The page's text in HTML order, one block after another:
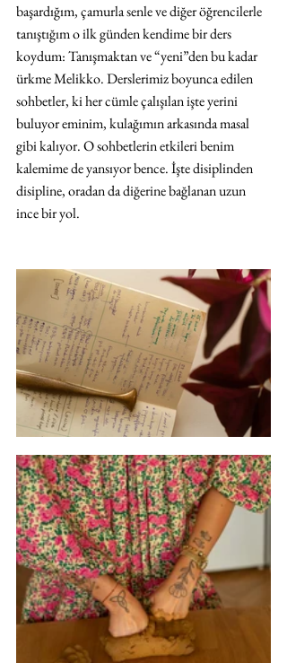
başardığım, çamurla senle ve diğer öğrencilerle
tanıştığım o ilk günden kendime bir ders
koydum: Tanışmaktan ve “yeni”den bu kadar
ürkme Melikko. Derslerimiz boyunca edilen
sohbetler, ki her cümle çalışılan işte yerini
buluyor eminim, kulağımın arkasında masal
gibi kalıyor. O sohbetlerin etkileri benim
kalemime de yansıyor bence. İşte disiplinden
disipline, oradan da diğerine bağlanan uzun
ince bir yol.